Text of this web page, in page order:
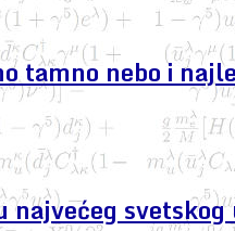
tamno nebo i